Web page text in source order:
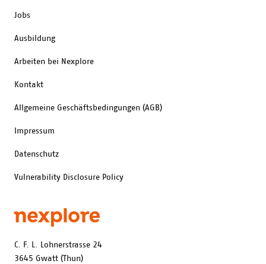
C. F. L. Lohnerstrasse 24
3645 Gwatt (Thun)
Jobs
Ausbildung
Arbeiten bei Nexplore
Kontakt
Allgemeine Geschäftsbedingungen (AGB)
Impressum
Datenschutz
Vulnerability Disclosure Policy